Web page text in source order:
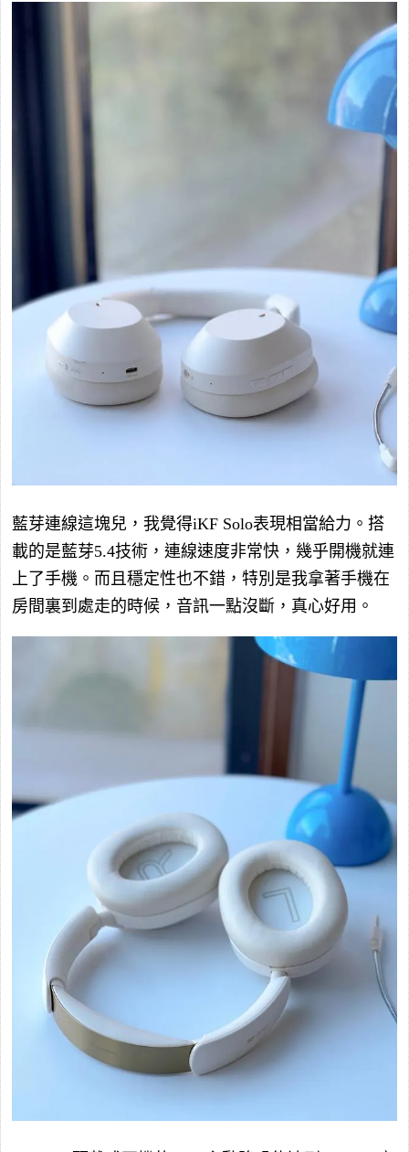
藍芽連線這塊兒，我覺得iKF Solo表現相當給力。搭
載的是藍芽5.4技術，連線速度非常快，幾乎開機就連
上了手機。而且穩定性也不錯，特別是我拿著手機在
房間裏到處走的時候，音訊一點沒斷，真心好用。